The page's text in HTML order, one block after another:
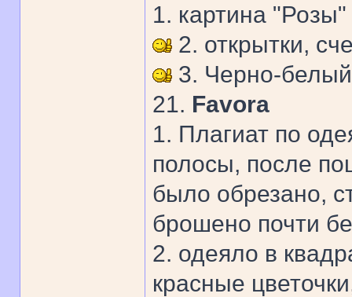
1. картина "Розы"
2. открытки,
3. Черно-
21. Favora
1. Плагиат по
полосы, после
было обрезано,
брошено почти
2. одеяло в
красные